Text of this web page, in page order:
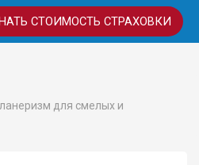
СТОИМОСТЬ СТРАХОВКИ
для смелых и